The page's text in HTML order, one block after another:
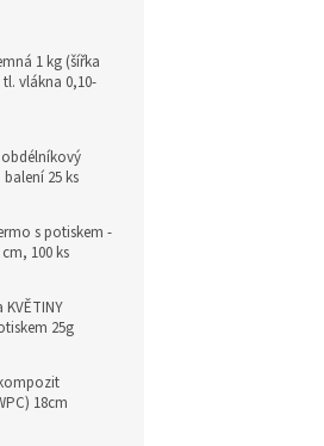
1 kg (šířka
vlákna 0,10-
balení 25 ks
s potiskem -
cm, 100 ks
25g
18cm